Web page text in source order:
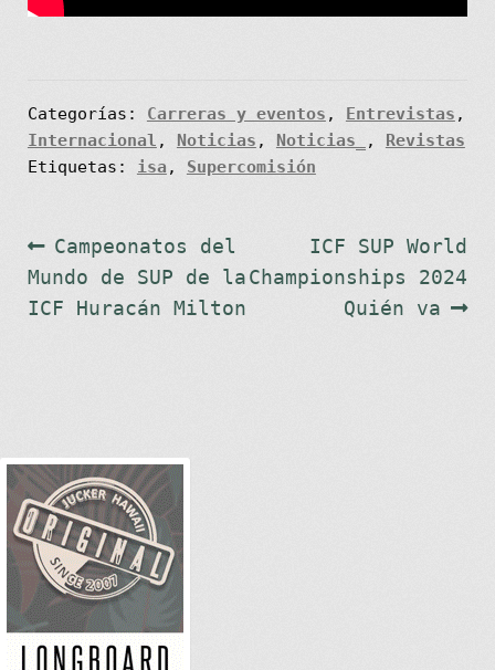
Categorías: Carreras y eventos , Entrevistas ,
Internacional , Noticias , Noticias_ , Revistas
Etiquetas: isa , Supercomisión
Navegación
de
entradas
Anterior:
Campeonatos del
Mundo de SUP de la
ICF Huracán Milton
Siguiente:
ICF SUP World
Championships 2024
Quién va